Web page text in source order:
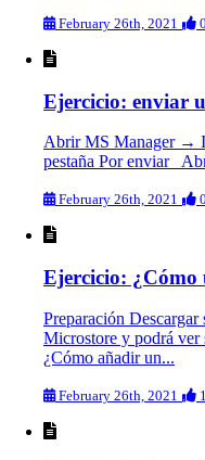
February 26th, 2021
Ejercicio: enviar
Abrir MS Manager →
pestaña Por enviar
February 26th, 2021
Ejercicio: ¿Cómo
Preparación
Microstore y podrá ver
¿Cómo añadir un...
February 26th, 2021